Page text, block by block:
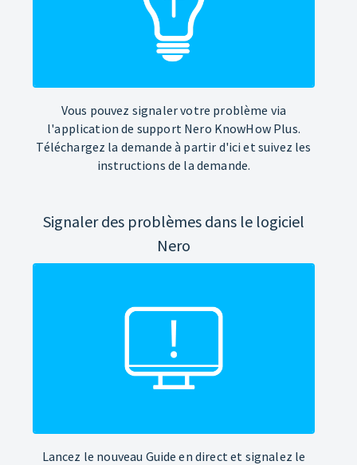
Vous pouvez signaler votre problème via
l'application de support Nero KnowHow Plus.
Téléchargez la demande à partir d'ici et suivez les
instructions de la demande.
Signaler des problèmes dans le logiciel
Nero
Lancez le nouveau Guide en direct et signalez le